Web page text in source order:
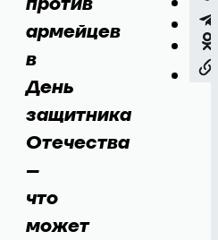
армейцев
в
День
защитника
Отечества
–
что
может